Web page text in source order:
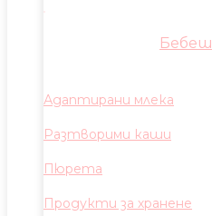
Адаптирани млека
Разтворими каши
Пюрета
Продукти за хранене